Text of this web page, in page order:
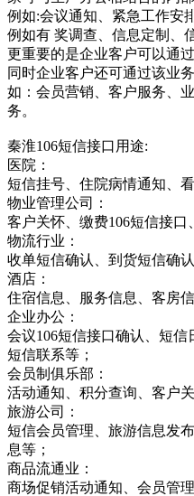
例如:会议通知、紧急工作安
例如有 奖调查、信息定制、
更重要的是企业客户可以通
同时企业客户还可通过该业
如：会员营销、客户服务、
务。
秦淮106短信接口用途:
医院：
短信挂号、住院病情通知、
物业管理公司：
客户关怀、缴费106短信接口
物流行业：
收单短信确认、到货短信确
酒店：
住宿信息、服务信息、客房信
企业办公：
会议106短信接口确认、短
短信联系等；
会员制俱乐部：
活动通知、积分查询、客户关
旅游公司：
短信会员管理、旅游信息发
息等；
商品流通业：
商场促销活动通知、会员管